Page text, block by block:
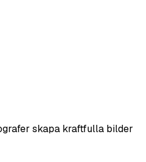
skapa kraftfulla bilder